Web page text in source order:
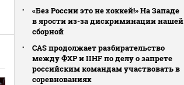
«Без России это не хоккей!» На Западе
в ярости из-за дискриминации нашей
сборной
CAS продолжает разбирательство
между ФХР и IIHF по делу о запрете
российским командам участвовать в
соревнованиях